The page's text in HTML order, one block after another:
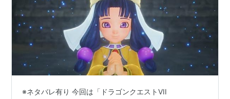
※ネタバレ有り 今回は「ドラゴンクエストVII